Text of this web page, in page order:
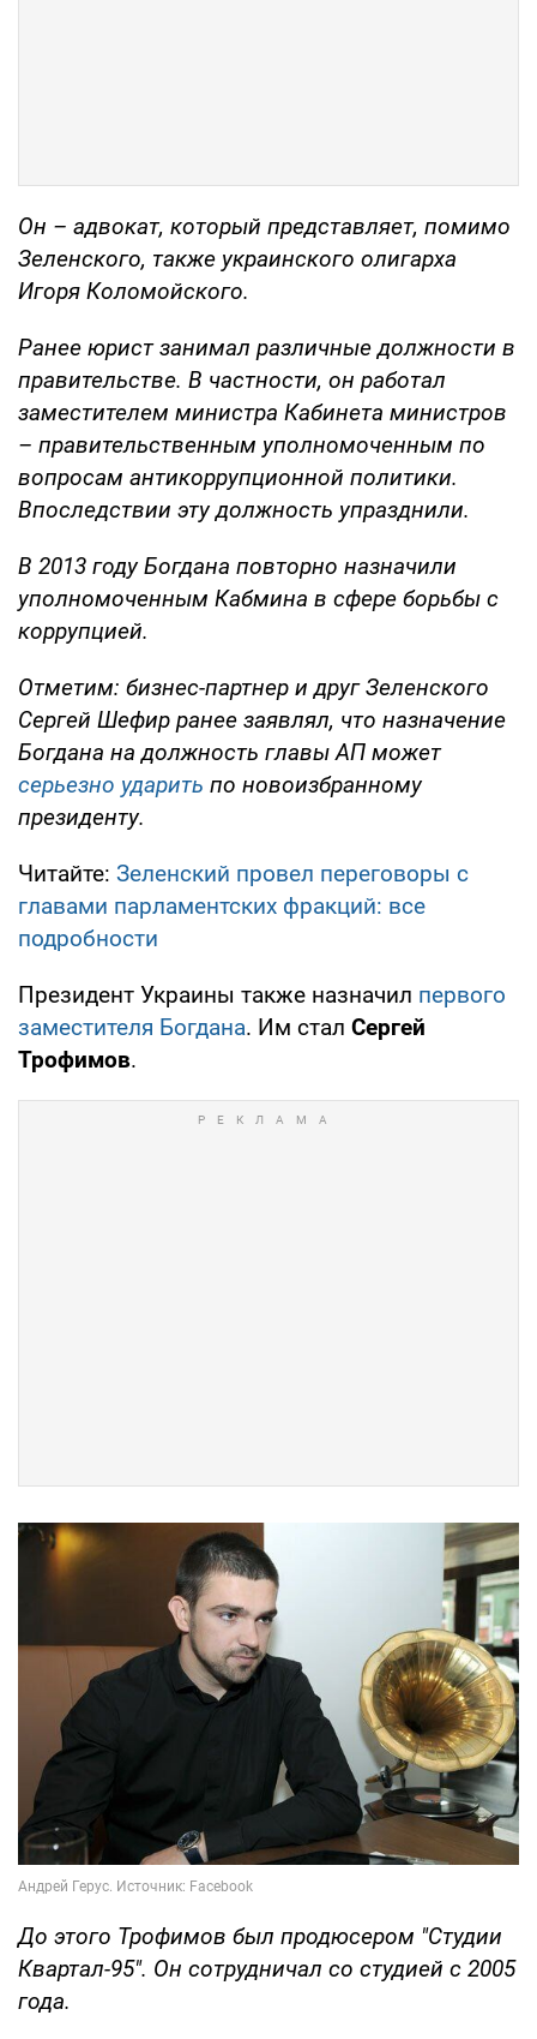
Он – адвокат, который представляет, помимо
Зеленского, также украинского олигарха
Игоря Коломойского.
Ранее юрист занимал различные должности в
правительстве. В частности, он работал
заместителем министра Кабинета министров
– правительственным уполномоченным по
вопросам антикоррупционной политики.
Впоследствии эту должность упразднили.
В 2013 году Богдана повторно назначили
уполномоченным Кабмина в сфере борьбы с
коррупцией.
Отметим: бизнес-партнер и друг Зеленского
Сергей Шефир ранее заявлял, что назначение
Богдана на должность главы АП может
серьезно ударить по новоизбранному
президенту.
Читайте: Зеленский провел переговоры с
главами парламентских фракций: все
подробности
Президент Украины также назначил первого
заместителя Богдана. Им стал Сергей
Трофимов.
До этого Трофимов был продюсером "Студии
Квартал-95". Он сотрудничал со студией с 2005
года.